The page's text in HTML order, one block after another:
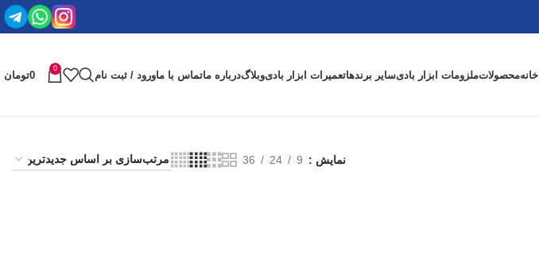
خانهمحصولاتملزومات ابزار بادیسایر برندهاتعمیرات ابزار بادیوبلاگدرباره ماتماس با ماورود / ثبت نام
0
0تومان
نمایش 9
24
36